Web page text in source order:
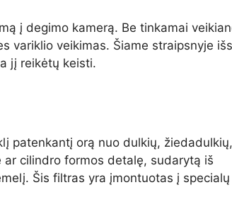
į degimo kamerą. Be tinkamai
variklio veikimas. Šiame straipsnyje
jį reikėtų keisti.
patenkantį orą nuo dulkių, žiedadulkių,
cilindro formos detalę, sudarytą iš
Šis filtras yra įmontuotas į specialų